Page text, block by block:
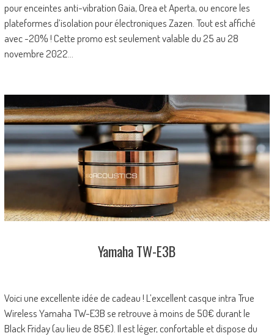
pour enceintes anti-vibration Gaia, Orea et Aperta, ou encore les
plateformes d’isolation pour électroniques Zazen. Tout est affiché
avec -20% ! Cette promo est seulement valable du 25 au 28
novembre 2022…
Yamaha TW-E3B
Voici une excellente idée de cadeau ! L’excellent casque intra True
Wireless Yamaha TW-E3B se retrouve à moins de 50€ durant le
Black Friday (au lieu de 85€). Il est léger, confortable et dispose du